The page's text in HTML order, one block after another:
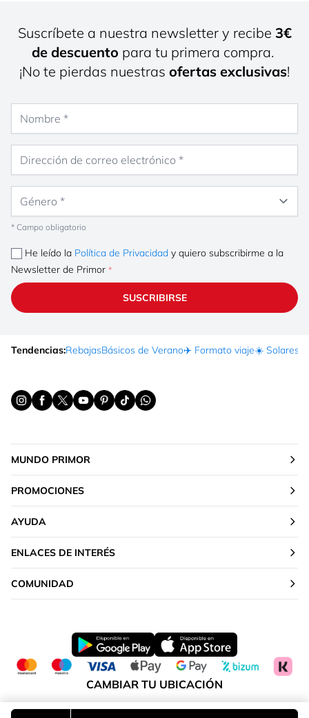
Suscríbete a nuestra newsletter y recibe 3€
de descuento para tu primera compra.
¡No te pierdas nuestras ofertas exclusivas!
* Campo obligatorio
He leído la Política de Privacidad y quiero subscribirme a la
Newsletter de Primor
SUSCRIBIRSE
Tendencias:RebajasBásicos de Verano✈️ Formato viaje☀️ Solares
MUNDO PRIMOR
PROMOCIONES
AYUDA
ENLACES DE INTERÉS
COMUNIDAD
CAMBIAR TU UBICACIÓN
Península y Baleares